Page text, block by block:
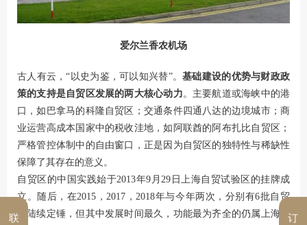
爱尔兰香农机场
古人有云，“以史为鉴，可以知兴替”。基础建设的优势与财政政
策的支持是自贸区发展的两大核心动力。主要航道或海峡中的港
口，如巴拿马的科隆自贸区；交通条件四通八达的边境城市；商
业运营高成本国家中的税收洼地，如阿联酋的阿布扎比自贸区；
严格管控体制中的自由窗口，正是因为自贸区的独特性与稀缺性
保障了其存在的意义。
自贸区的中国实践始于2013年9月29日上海自贸试验区的挂牌成
立。随后，在2015，2017，2018年与今年两次，分别有6批自贸
区陆续定锤，但其中发展时间最久，功能最为齐全的仍属上海自订
联